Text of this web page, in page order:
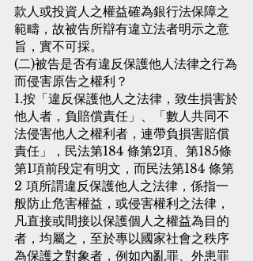
款人或投資人之權益確為銀行法保障之
範疇，故被告所辯有違立法者明示之意
旨，實不可採。
(二)被告是否有違反保護他人法律之行為
而侵害原告之權利？
1.按「違反保護他人之法律，致生損害於
他人者，負賠償責任」、「數人共同不
法侵害他人之權利者，連帶負損害賠償
責任」，民法第184 條第2項、第185條
第1項前段定有明文，而民法第184 條第
2 項所謂違反保護他人之法律，係指一
般防止危害權益，或侵害權利之法律，
凡直接或間接以保護個人之權益為目的
者，均屬之，至於專以國家社會之秩序
為保護之對象者，例如內亂罪、外患罪